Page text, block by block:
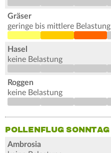
Gräser
geringe bis mittlere Belastung
Hasel
keine Belastung
Roggen
keine Belastung
POLLENFLUG SONNTAG
Ambrosia